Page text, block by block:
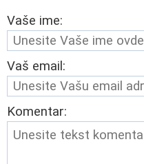
Vaše ime:
Vaš email:
Komentar: